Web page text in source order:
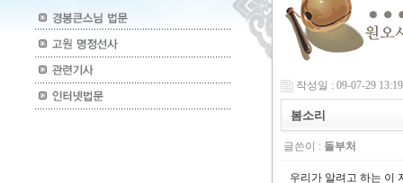
작성일 : 09-07-29 13:19
봄소리
글쓴이 : 돌부처
우리가 알려고 하는 이